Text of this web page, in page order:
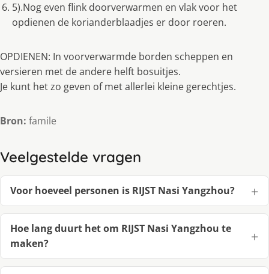
5).Nog even flink doorverwarmen en vlak voor het
opdienen de korianderblaadjes er door roeren.
OPDIENEN: In voorverwarmde borden scheppen en
versieren met de andere helft bosuitjes.
Je kunt het zo geven of met allerlei kleine gerechtjes.
Bron: famile
Veelgestelde vragen
Voor hoeveel personen is RIJST Nasi Yangzhou?
Hoe lang duurt het om RIJST Nasi Yangzhou te
maken?